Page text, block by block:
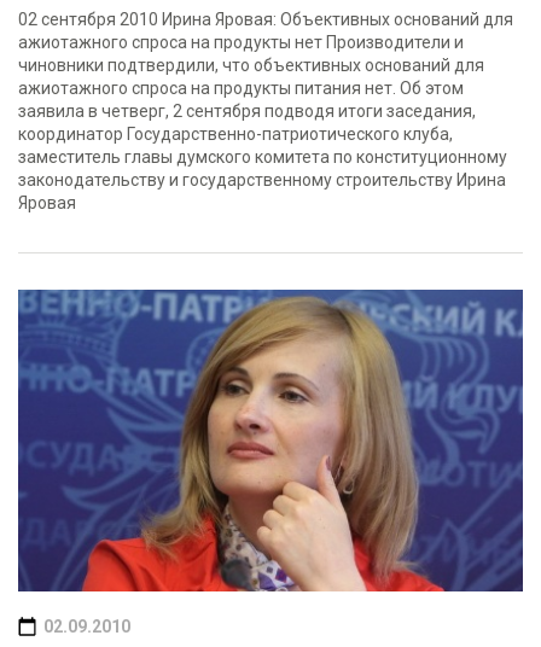
02 сентября 2010 Ирина Яровая: Объективных оснований для
ажиотажного спроса на продукты нет Производители и
чиновники подтвердили, что объективных оснований для
ажиотажного спроса на продукты питания нет. Об этом
заявила в четверг, 2 сентября подводя итоги заседания,
координатор Государственно-патриотического клуба,
заместитель главы думского комитета по конституционному
законодательству и государственному строительству Ирина
Яровая
02.09.2010